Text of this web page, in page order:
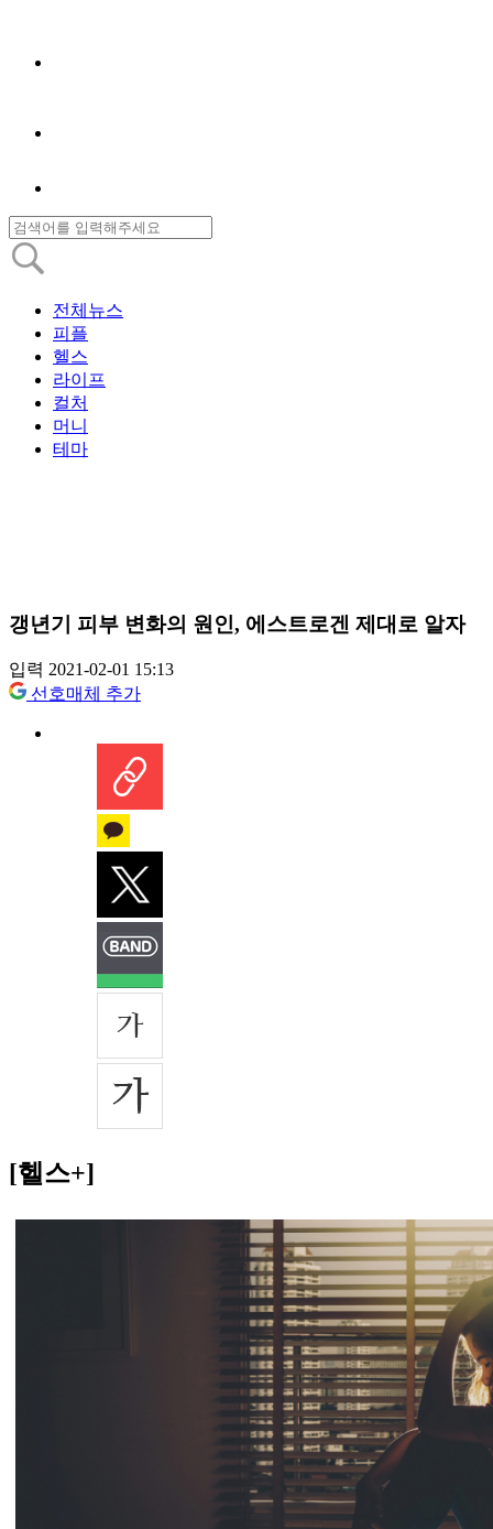
전체뉴스
피플
헬스
라이프
컬처
머니
테마
갱년기 피부 변화의 원인, 에스트로겐 제대로 알자
입력 2021-02-01 15:13
선호매체 추가
[헬스+]